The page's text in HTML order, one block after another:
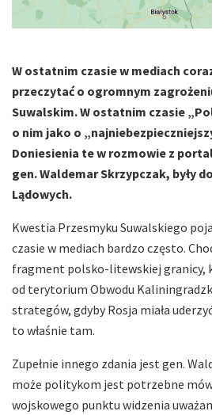
W ostatnim czasie w mediach
przeczytać o ogromnym
Suwalskim. W ostatnim czasie
o nim jako o
Doniesienia te w rozmowie z
gen. Waldemar Skrzypczak, były
Lądowych.
Kwestia Przesmyku Suwalskiego
czasie w mediach bardzo często.
fragment polsko-litewskiej granicy,
od terytorium Obwodu
strategów, gdyby Rosja miała
to właśnie tam.
Zupełnie innego zdania jest gen.
może politykom jest potrzebne
wojskowego punktu widzenia